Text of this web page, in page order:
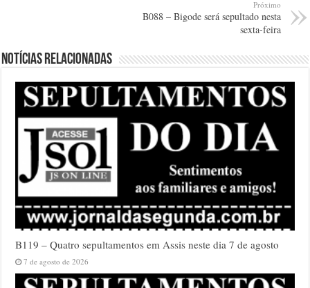
Próximo
B088 – Bigode será sepultado nesta
sexta-feira
Notícias relacionadas
B119 – Quatro sepultamentos em Assis neste dia 7 de agosto
7 de agosto de 2026